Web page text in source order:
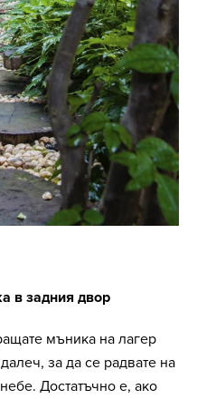
в задния двор
мъника на лагер
за да се радвате на
Достатъчно е, ако